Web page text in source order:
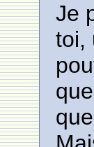
Je
toi,